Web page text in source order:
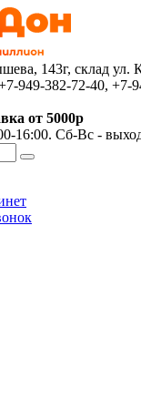
143г, склад ул.
949-382-72-40, +7-
от 5000р
16:00. Сб-Вс -